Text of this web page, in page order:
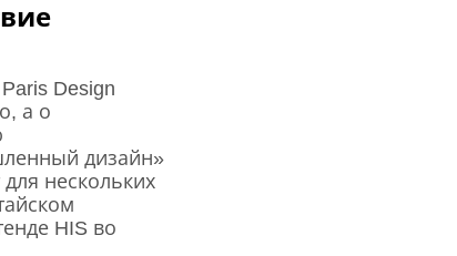
Design
а о
дизайн»
нескольких
HIS во